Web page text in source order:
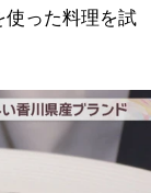
使った料理を試